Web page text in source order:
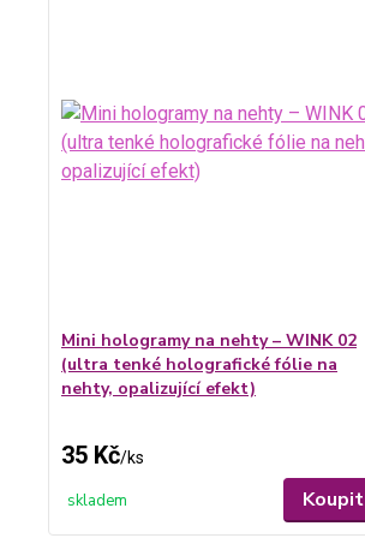
Mini hologramy na nehty – WINK 02
(ultra tenké holografické fólie na
nehty, opalizující efekt)
35 Kč/ks
skladem Koupit